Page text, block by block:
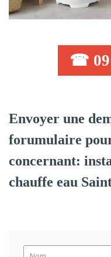
☎ 09
Envoyer une
forumulaire
concernant:
chauffe eau